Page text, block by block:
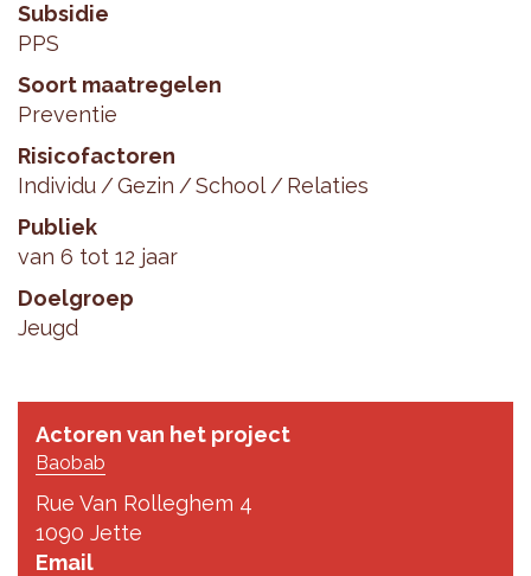
Subsidie
PPS
Soort maatregelen
Preventie
Risicofactoren
Individu
Gezin School
Relaties
Publiek
van 6 tot 12 jaar
Doelgroep
Jeugd
Actoren van het project
Baobab
Rue Van Rolleghem 4
1090 Jette
Email